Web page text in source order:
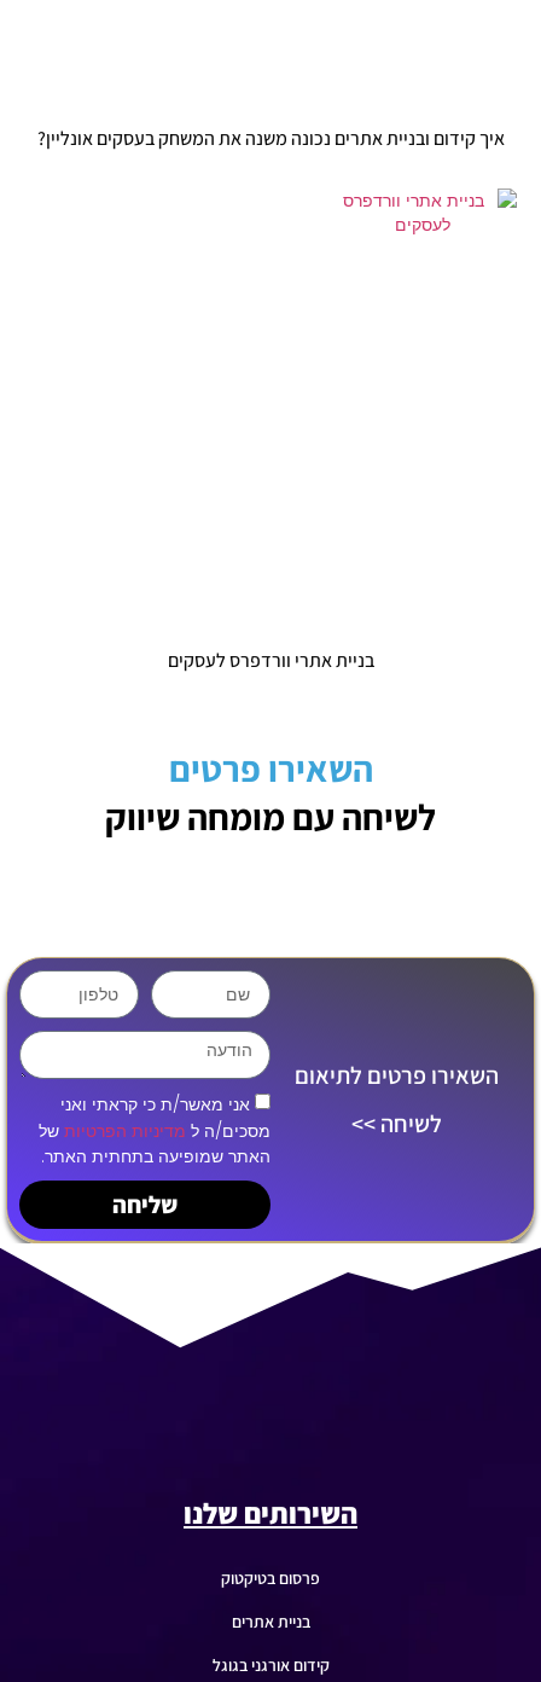
איך קידום ובניית אתרים נכונה משנה את המשחק בעסקים אונליין?
בניית אתרי וורדפרס לעסקים
השאירו פרטים
לשיחה עם מומחה שיווק
השאירו פרטים לתיאום
לשיחה >>
אני מאשר/ת כי קראתי ואני
מסכים/ה ל מדיניות הפרטיות של
האתר שמופיעה בתחתית האתר.
שליחה
השירותים שלנו
פרסום בטיקטוק
בניית אתרים
קידום אורגני בגוגל